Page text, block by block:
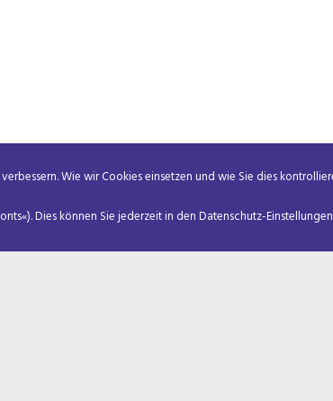
Wie wir Cookies einsetzen und wie Sie dies
Dies können Sie jederzeit in den Datenschutz-